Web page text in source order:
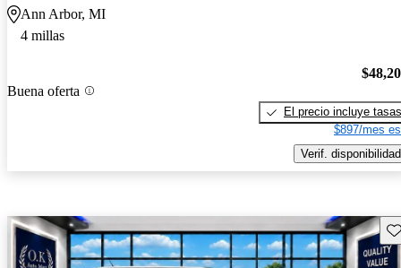
Ann Arbor, MI
4 millas
Buena oferta
El precio incluye tasas
$897/mes
Verif. disponibilidad